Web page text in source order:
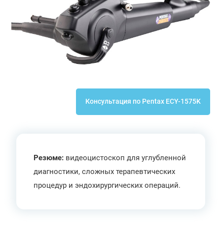
Консультация по Pentax ECY-1575K
Резюме: видеоцистоскоп для углубленной
диагностики, сложных терапевтических
процедур и эндохирургических операций.